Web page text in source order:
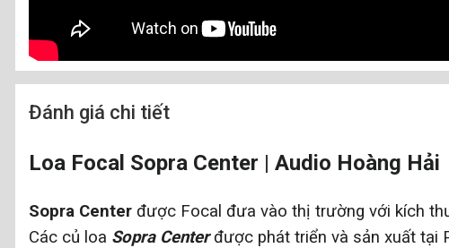
Đánh giá chi tiết
Loa Focal Sopra Center | Audio Hoàng Hải
Sopra Center được Focal đưa vào thị trường với kích
Các củ loa Sopra Centerđược phát triển và sản xuất tại